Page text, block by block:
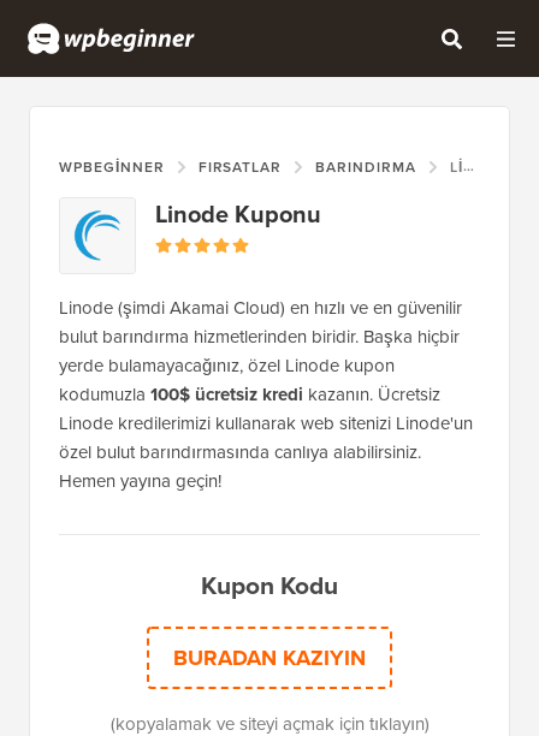
WPBEGINNER FIRSATLAR BARINDIRMA LINODE KUPONU
Linode Kuponu
Linode (şimdi Akamai Cloud) en hızlı ve en güvenilir
bulut barındırma hizmetlerinden biridir. Başka hiçbir
yerde bulamayacağınız, özel Linode kupon
kodumuzla 100$ ücretsiz kredi kazanın. Ücretsiz
Linode kredilerimizi kullanarak web sitenizi Linode'un
özel bulut barındırmasında canlıya alabilirsiniz.
Hemen yayına geçin!
Kupon Kodu
BURADAN KAZIYIN
(kopyalamak ve siteyi açmak için tıklayın)